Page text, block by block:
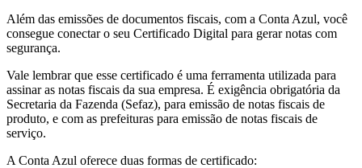
Além das emissões de documentos fiscais, com a Conta Azul, você
consegue conectar o seu Certificado Digital para gerar notas com
segurança.
Vale lembrar que esse certificado é uma ferramenta utilizada para
assinar as notas fiscais da sua empresa. É exigência obrigatória da
Secretaria da Fazenda (Sefaz), para emissão de notas fiscais de
produto, e com as prefeituras para emissão de notas fiscais de
serviço.
A Conta Azul oferece duas formas de certificado: